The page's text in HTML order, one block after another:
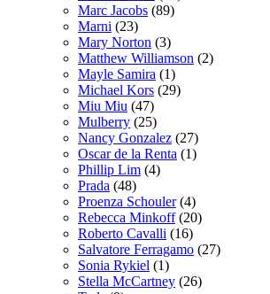
Marc Jacobs (89)
Marni (23)
Mary Norton (3)
Matthew Williamson (2)
Mayle Samira (1)
Michael Kors (29)
Miu Miu (47)
Mulberry (25)
Nancy Gonzalez (27)
Oscar de la Renta (1)
Phillip Lim (4)
Prada (48)
Proenza Schouler(4)
Rebecca Minkoff(20)
Roberto Cavalli (16)
Salvatore Ferragamo (27)
Sonia Rykiel (1)
Stella McCartney (26)